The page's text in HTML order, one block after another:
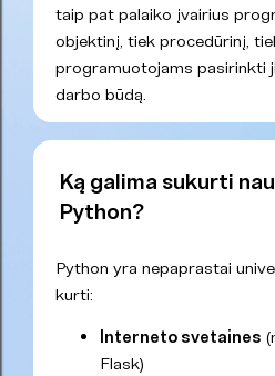
taip pat palaiko įvairius
objektinį, tiek procedūrinį,
programuotojams pasirinkti
darbo būdą.
Ką galima sukurti
Python?
Python yra nepaprastai
kurti:
Interneto svetaines
Flask)